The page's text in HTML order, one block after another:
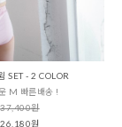
SET - 2 COLOR
M 빠른배송 !
37,400원
26,180원